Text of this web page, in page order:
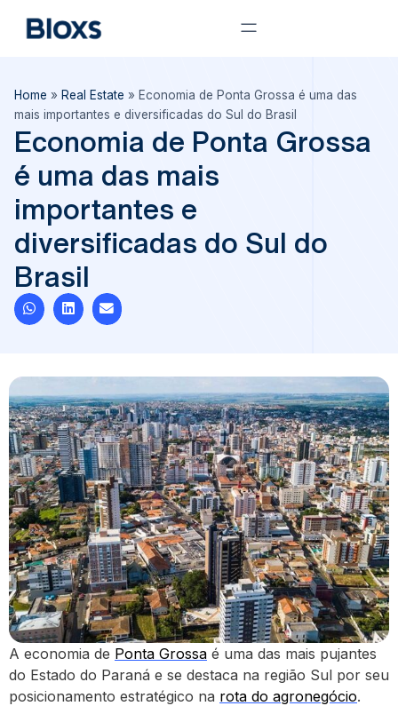
Home » Real Estate » Economia de Ponta Grossa é uma das
mais importantes e diversificadas do Sul do Brasil
Economia de Ponta Grossa
é uma das mais
importantes e
diversificadas do Sul do
Brasil
A economia de Ponta Grossa é uma das mais pujantes
do Estado do Paraná e se destaca na região Sul por seu
posicionamento estratégico na rota do agronegócio.